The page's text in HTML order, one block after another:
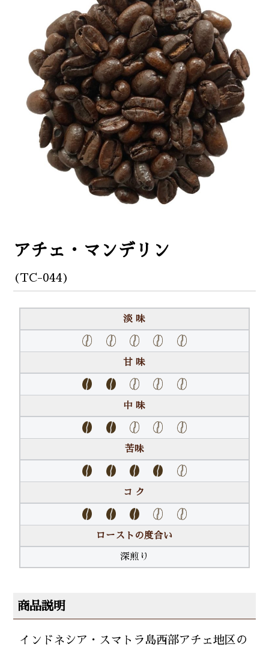
アチェ・マンデリン
(TC-044)
淡 味
甘 味
中 味
苦味
コ ク
ローストの度合い
深煎り
商品説明
インドネシア・スマトラ島西部アチェ地区の